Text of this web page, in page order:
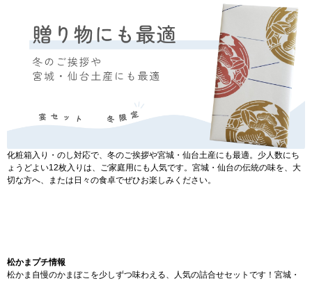
化粧箱入り・のし対応で、冬のご挨拶や宮城・仙台土産にも最適。少人数にち
ょうどよい12枚入りは、ご家庭用にも人気です。宮城・仙台の伝統の味を、大
切な方へ、または日々の食卓でぜひお楽しみください。
松かまプチ情報
松かま自慢のかまぼこを少しずつ味わえる、人気の詰合せセットです！宮城・